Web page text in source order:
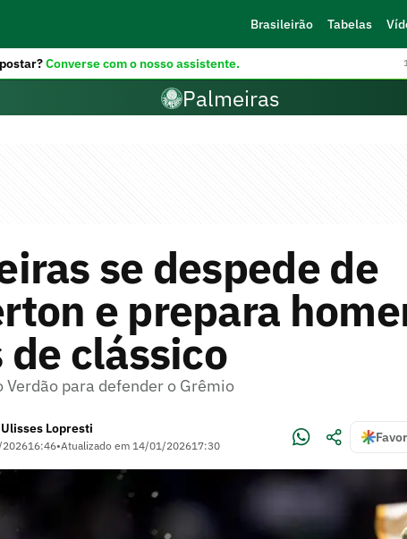
Brasileirão Tabelas
Converse com o nosso assistente.
Palmeiras
se despede de
e prepara
de clássico
Verdão para defender o Grêmio
Ulisses Lopresti
16:46•Atualizado em 14/01/202617:30